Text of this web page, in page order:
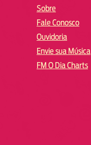
Sobre
Fale Conosco
Ouvidoria
Envie sua Música
FM O Dia Charts